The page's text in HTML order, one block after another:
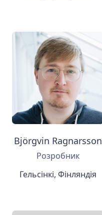
Björgvin Ragnarsson
Розробник
Гельсінкі, Фінляндія